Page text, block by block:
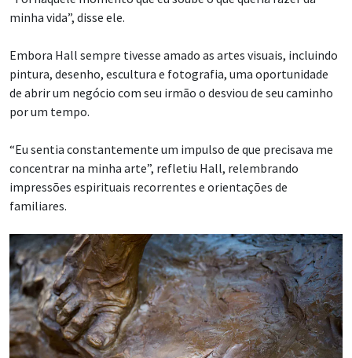
minha vida”, disse ele.
Embora Hall sempre tivesse amado as artes visuais, incluindo
pintura, desenho, escultura e fotografia, uma oportunidade
de abrir um negócio com seu irmão o desviou de seu caminho
por um tempo.
“Eu sentia constantemente um impulso de que precisava me
concentrar na minha arte”, refletiu Hall, relembrando
impressões espirituais recorrentes e orientações de
familiares.